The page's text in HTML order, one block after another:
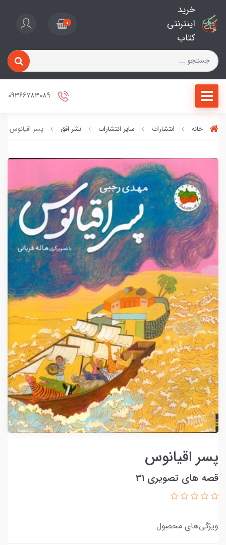
خرید
اینترنتی
کتاب
0
خانه انتشارات سایر انتشارات نشر افق پسر اقیانوس
پسر اقیانوس
قصه های تصویری 31
ویژگی‌های محصول